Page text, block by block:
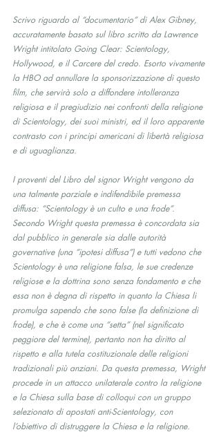
Scrivo riguardo al “documentario” di Alex Gibney,
accuratamente basato sul libro scritto da Lawrence
Wright intitolato Going Clear: Scientology,
Hollywood, e il Carcere del credo. Esorto vivamente
la HBO ad annullare la sponsorizzazione di questo
film, che servirà solo a diffondere intolleranza
religiosa e il pregiudizio nei confronti della religione
di Scientology, dei suoi ministri, ed il loro apparente
contrasto con i principi americani di libertà religiosa
e di uguaglianza.
I proventi del Libro del signor Wright vengono da
una talmente parziale e indifendibile premessa
diffusa: “Scientology è un culto e una frode”.
Secondo Wright questa premessa è concordata sia
dal pubblico in generale sia dalle autorità
governative (una “ipotesi diffusa”) e tutti vedono che
Scientology è una religione falsa, le sue credenze
religiose e la dottrina sono senza fondamento e che
essa non è degna di rispetto in quanto la Chiesa li
promulga sapendo che sono false (la definizione di
frode), e che è come una “setta” (nel significato
peggiore del termine), pertanto non ha diritto al
rispetto e alla tutela costituzionale delle religioni
tradizionali più anziani. Da questa premessa, Wright
procede in un attacco unilaterale contro la religione
e la Chiesa sulla base di colloqui con un gruppo
selezionato di apostati anti-Scientology, con
l’obiettivo di distruggere la Chiesa e la religione.